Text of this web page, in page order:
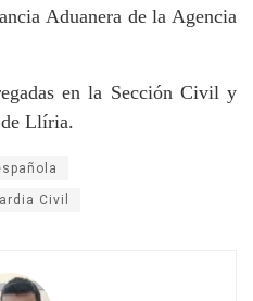
Aduanera de la Agencia
en la Sección Civil y
Llíria.
Civil